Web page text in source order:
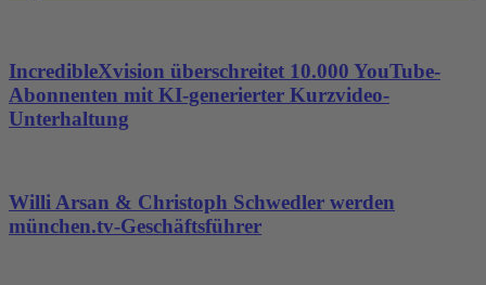
IncredibleXvision überschreitet 10.000 YouTube-
Abonnenten mit KI-generierter Kurzvideo-
Unterhaltung
Willi Arsan & Christoph Schwedler werden
münchen.tv-Geschäftsführer